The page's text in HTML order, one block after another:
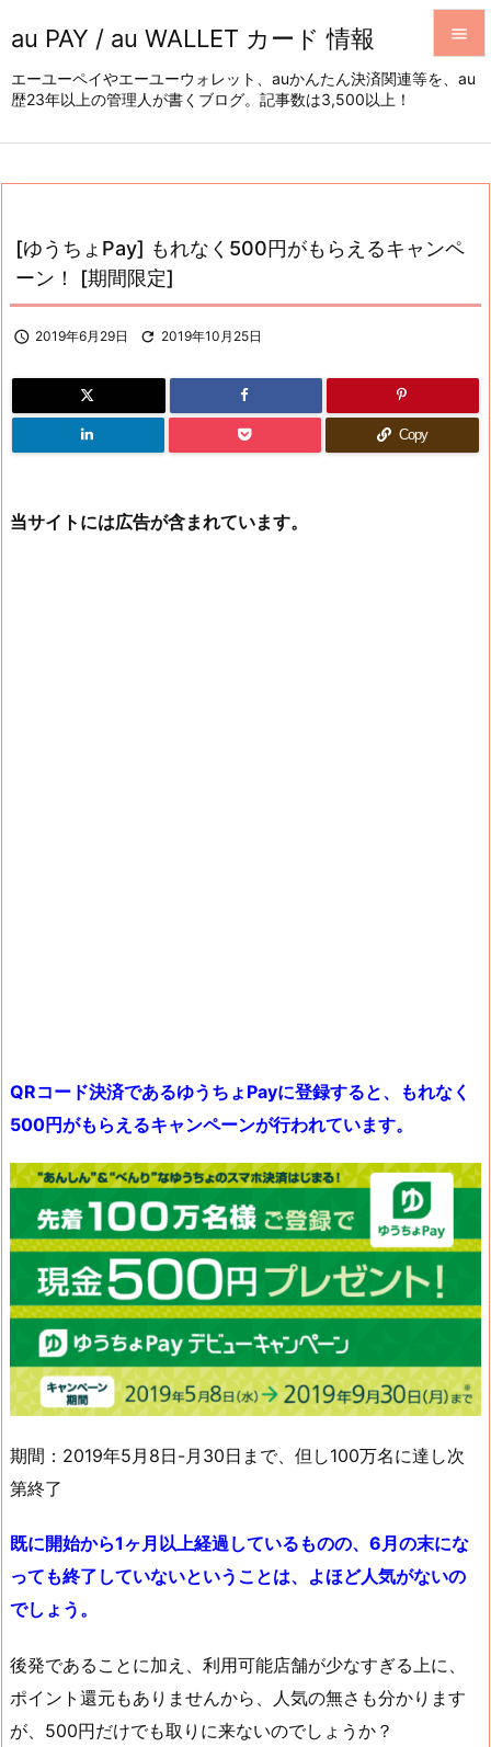
au PAY / au WALLET カード 情報
エーユーペイやエーユーウォレット、auかんたん決済関連等を、au
歴23年以上の管理人が書くブログ。記事数は3,500以上！





[ゆうちょPay] もれなく500円がもらえるキャンペ
ーン！ [期間限定]
 2019年6月29日  2019年10月25日
Copy
当サイトには広告が含まれています。
QRコード決済であるゆうちょPayに登録すると、もれなく
500円がもらえるキャンペーンが行われています。
期間：2019年5月8日-月30日まで、但し100万名に達し次
第終了
既に開始から1ヶ月以上経過しているものの、6月の末にな
っても終了していないということは、よほど人気がないの
でしょう。
後発であることに加え、利用可能店舗が少なすぎる上に、
ポイント還元もありませんから、人気の無さも分かります
が、500円だけでも取りに来ないのでしょうか？